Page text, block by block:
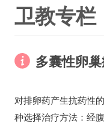
卫教专栏
多囊性卵
对排卵药产生抗药性
种选择治疗方法：经